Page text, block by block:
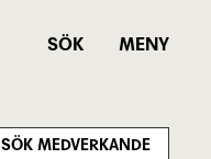
SÖK MENY
SÖK MEDVERKANDE